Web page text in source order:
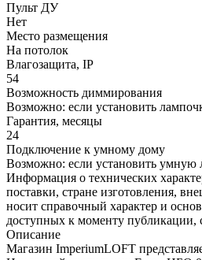
Пульт ДУ
Нет
Место размещения
На потолок
Влагозащита, IP
54
Возможность диммирования
Возможно: если установить
Гарантия, месяцы
24
Подключение к умному дому
Возможно: если установить умную
Информация о технических
поставки, стране изготовления,
носит справочный характер и
доступных к моменту публикации,
Описание
Магазин ImperiumLOFT